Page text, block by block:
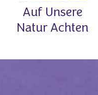
Auf Unsere
Natur Achten